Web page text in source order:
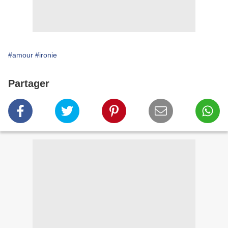
#amour #ironie
Partager